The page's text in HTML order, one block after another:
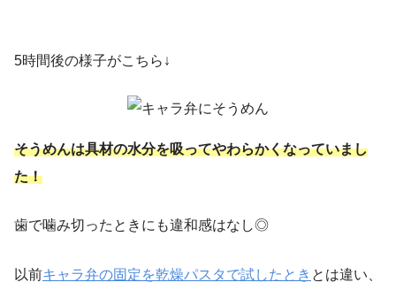
5時間後の様子がこちら↓
そうめんは具材の水分を吸ってやわらかくなっていまし
た！
歯で噛み切ったときにも違和感はなし◎
以前キャラ弁の固定を乾燥パスタで試したとき とは違い、